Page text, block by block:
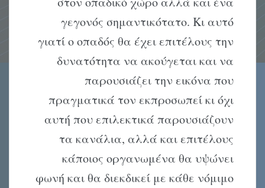
γεγονός σημαντικότατο. Κι αυτό
γιατί ο οπαδός θα έχει επιτέλους την
δυνατότητα να ακούγεται και να
παρουσιάζει την εικόνα που
πραγματικά τον εκπροσωπεί κι όχι
αυτή που επιλεκτικά παρουσιάζουν
τα κανάλια, αλλά και επιτέλους
κάποιος οργανωμένα θα υψώνει
φωνή και θα διεκδικεί με κάθε νόμιμο